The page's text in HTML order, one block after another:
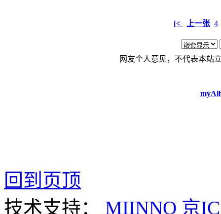
[< 上一张 4
网友个人意见，不代表本站
回到页顶
技术支持：
MIINNO 京